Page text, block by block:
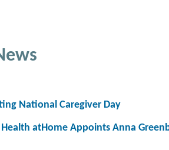
National Caregiver Day
atHome Appoints Anna